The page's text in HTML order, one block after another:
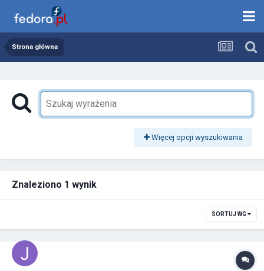
Strona główna
Więcej opcji wyszukiwania
Znaleziono 1 wynik
SORTUJ WG